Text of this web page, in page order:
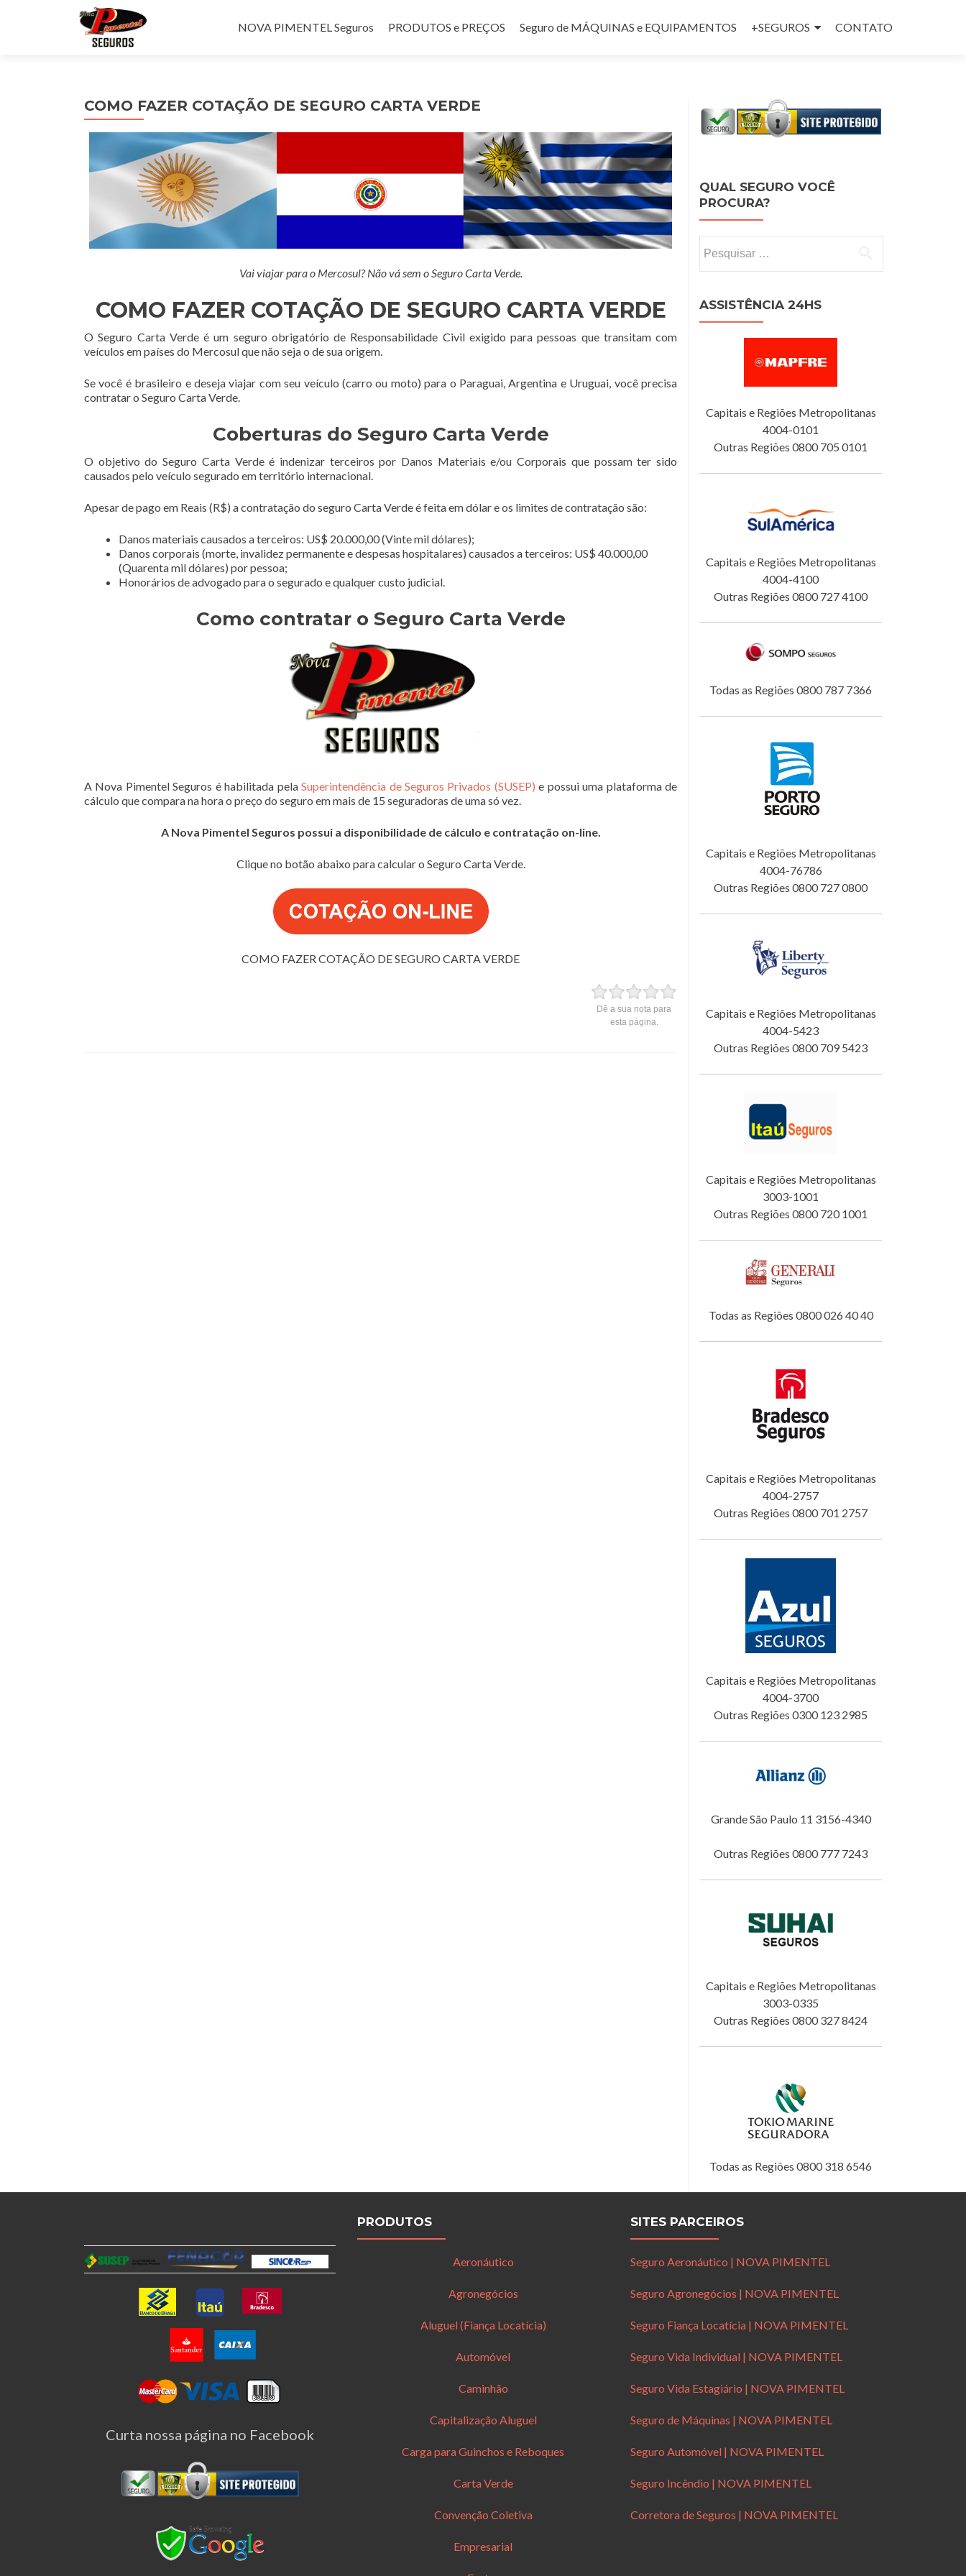
NOVA PIMENTEL Seguros
PRODUTOS e PREÇOS Seguro de MÁQUINAS e EQUIPAMENTOS +SEGUROS CONTATO
COMO FAZER COTAÇÃO DE SEGURO CARTA VERDE
Vai viajar para o Mercosul? Não vá sem o Seguro Carta Verde.
COMO FAZER COTAÇÃO DE SEGURO CARTA VERDE
O Seguro Carta Verde é um seguro obrigatório de Responsabilidade Civil exigido para pessoas que transitam com
veículos em países do Mercosul que não seja o de sua origem.
Se você é brasileiro e deseja viajar com seu veículo (carro ou moto) para o Paraguai, Argentina e Uruguai, você precisa
contratar o Seguro Carta Verde.
Coberturas do Seguro Carta Verde
O objetivo do Seguro Carta Verde é indenizar terceiros por Danos Materiais e/ou Corporais que possam ter sido
causados pelo veículo segurado em território internacional.
Apesar de pago em Reais (R$) a contratação do seguro Carta Verde é feita em dólar e os limites de contratação são:
Danos materiais causados a terceiros: US$ 20.000,00 (Vinte mil dólares);
Danos corporais (morte, invalidez permanente e despesas hospitalares) causados a terceiros: US$ 40.000,00
(Quarenta mil dólares) por pessoa;
Honorários de advogado para o segurado e qualquer custo judicial.
Como contratar o Seguro Carta Verde
A Nova Pimentel Seguros é habilitada pelaSuperintendência de Seguros Privados (SUSEP) e possui uma plataforma de
cálculo que compara na hora o preço do seguro em mais de 15 seguradoras de uma só vez.
A Nova Pimentel Seguros possui a disponibilidade de cálculo e contratação on-line.
Clique no botão abaixo para calcular o Seguro Carta Verde.
COMO FAZER COTAÇÃO DE SEGURO CARTA VERDE
Dê a sua nota para
esta página.
QUAL SEGURO VOCÊ
PROCURA?
ASSISTÊNCIA 24HS
Capitais e Regiões Metropolitanas
4004-0101
Outras Regiões 0800 705 0101
Capitais e Regiões Metropolitanas
4004-4100
Outras Regiões 0800 727 4100
Todas as Regiões 0800 787 7366
Capitais e Regiões Metropolitanas
4004-76786
Outras Regiões 0800 727 0800
Capitais e Regiões Metropolitanas
4004-5423
Outras Regiões 0800 709 5423
Capitais e Regiões Metropolitanas
3003-1001
Outras Regiões 0800 720 1001
Todas as Regiões 0800 026 40 40
Capitais e Regiões Metropolitanas
4004-2757
Outras Regiões 0800 701 2757
Capitais e Regiões Metropolitanas
4004-3700
Outras Regiões 0300 123 2985
Grande São Paulo 11 3156-4340
Outras Regiões 0800 777 7243
Capitais e Regiões Metropolitanas
3003-0335
Outras Regiões 0800 327 8424
Todas as Regiões 0800 318 6546
Curta nossa página no Facebook
PRODUTOS
Aeronáutico
Agronegócios
Aluguel (Fiança Locatícia)
Automóvel
Caminhão
Capitalização Aluguel
Carga para Guinchos e Reboques
Carta Verde
Convenção Coletiva
Empresarial
SITES PARCEIROS
Seguro Aeronáutico | NOVA PIMENTEL
Seguro Agronegócios | NOVA PIMENTEL
Seguro Fiança Locatícia | NOVA PIMENTEL
Seguro Vida Individual | NOVA PIMENTEL
Seguro Vida Estagiário | NOVA PIMENTEL
Seguro de Máquinas | NOVA PIMENTEL
Seguro Automóvel | NOVA PIMENTEL
Seguro Incêndio | NOVA PIMENTEL
Corretora de Seguros | NOVA PIMENTEL